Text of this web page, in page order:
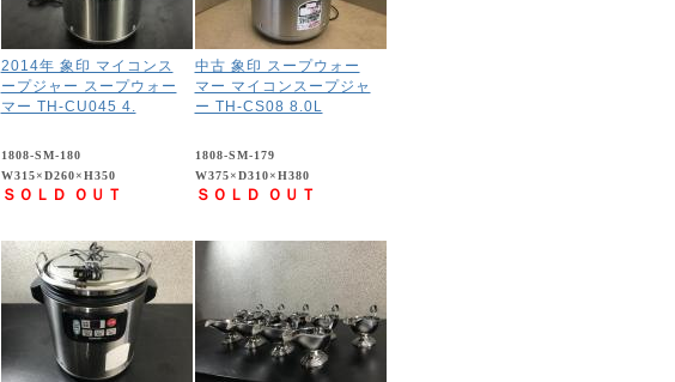
2014年 象印 マイコンス
ープジャー スープウォー
マー TH-CU045 4.
1808-SM-180
W315×D260×H350
ＳＯＬＤ ＯＵＴ
中古 象印 スープウォー
マー マイコンスープジャ
ー TH-CS08 8.0L
1808-SM-179
W375×D310×H380
ＳＯＬＤ ＯＵＴ